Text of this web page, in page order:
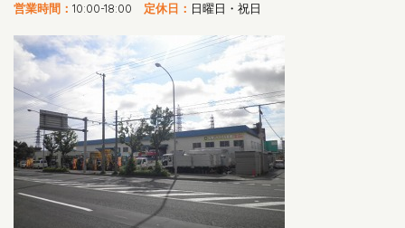
営業時間： 10:00-18:00 定休日： 日曜日・祝日